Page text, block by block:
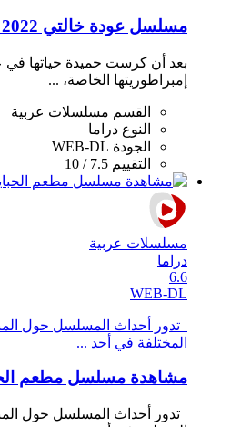
مسلسل عودة خالتي 2022 HD
بعد أن كرست حميدة حياتها في
إمبراطوريتها الخاصة، ...
القسم مسلسلات عربية
النوع دراما
الجودة WEB-DL
التقييم 7.5 / 10
مسلسلات عربية
دراما
6.6
WEB-DL
تدور أحداث المسلسل حول
المختلفة في أحد ...
مشاهدة مسلسل مطعم الحبايب
تدور أحداث المسلسل حول